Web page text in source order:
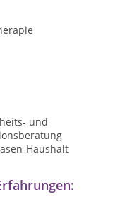
und
Haushalt